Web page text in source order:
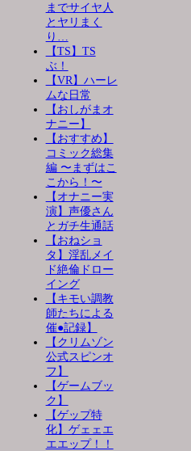
までサイヤ人
とヤリまく
り…
【TS】TS
ぶ！
【VR】ハーレ
ムな日常
【おしがまオ
ナニー】
【おすすめ】
コミック総集
編 〜まずはこ
こから！〜
【オナニー実
演】声優さん
とガチ生通話
【おねショ
タ】淫乱メイ
ド絶倫ドロー
イング
【キモい調教
師たちによる
催●記録】
【クリムゾン
公式スピンオ
フ】
【ゲームブッ
ク】
【ゲップ特
化】ゲェェエ
エエップ！！